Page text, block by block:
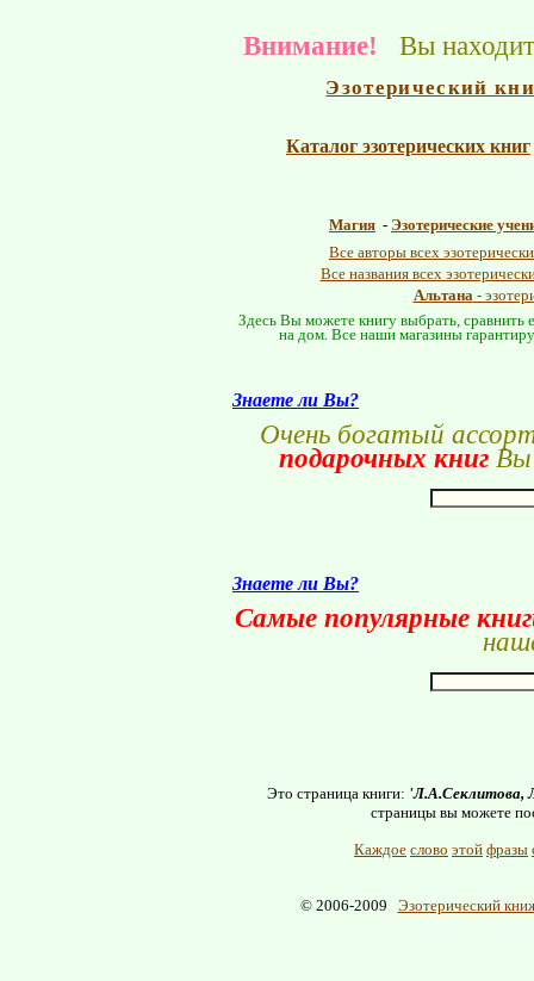
Внимание! Вы
Эзотерический
Каталог эзотерических книг
Магия - Эзотерические
Все авторы всех
Все названия всех
Альтана-
Здесь Вы можете книгу выбрать, сравнить
на дом. Все наши магазины
Знаете ли Вы?
Очень богатый
подарочных книгВы
Знаете ли Вы?
Самые популярные
Это страница книги: 'Л.А.Секлитова,
страницы вы можете
Каждое слово этой фразы
© 2006-2009 Эзотерический